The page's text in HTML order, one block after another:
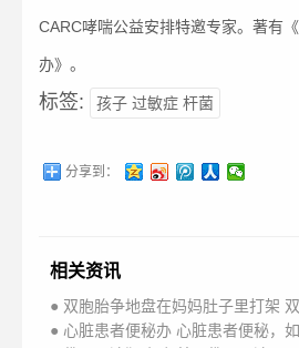
CARC哮喘公益安排特邀专家。著有
办》。
标签: 孩子 过敏症 杆菌
分享到：
相关资讯
● 双胞胎争地盘在妈妈肚子里打架 双
● 心脏患者便秘办 心脏患者便秘，